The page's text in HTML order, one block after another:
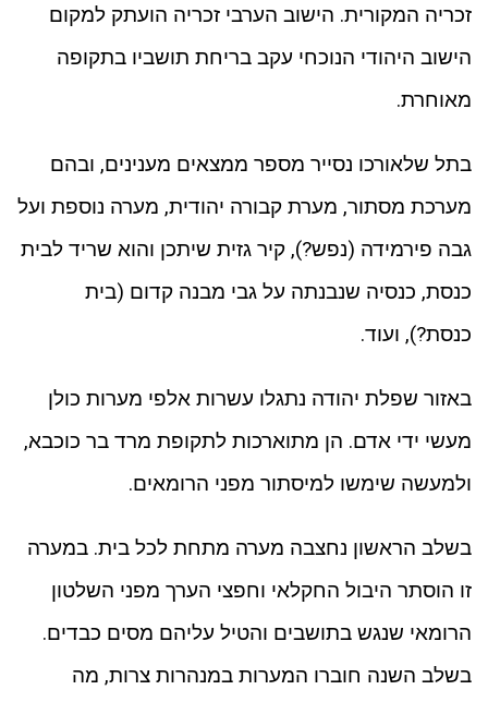
זכריה המקורית. הישוב הערבי זכריה הועתק למקום
הישוב היהודי הנוכחי עקב בריחת תושביו בתקופה
מאוחרת.
בתל שלאורכו נסייר מספר ממצאים מענינים, ובהם
מערכת מסתור, מערת קבורה יהודית, מערה נוספת ועל
גבה פירמידה (נפש?), קיר גזית שיתכן והוא שריד לבית
כנסת, כנסיה שנבנתה על גבי מבנה קדום (בית
כנסת?), ועוד.
באזור שפלת יהודה נתגלו עשרות אלפי מערות כולן
מעשי ידי אדם. הן מתוארכות לתקופת מרד בר כוכבא,
ולמעשה שימשו למיסתור מפני הרומאים.
בשלב הראשון נחצבה מערה מתחת לכל בית. במערה
זו הוסתר היבול החקלאי וחפצי הערך מפני השלטון
הרומאי שנגש בתושבים והטיל עליהם מסים כבדים.
בשלב השנה חוברו המערות במנהרות צרות, מה